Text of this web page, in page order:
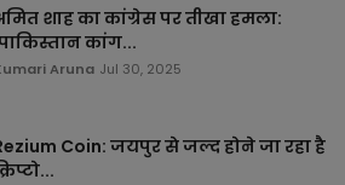
शाह का कांग्रेस पर तीखा हमला:
कांग...
Aruna Jul 30, 2025
Coin: जयपुर से जल्द होने जा रहा है